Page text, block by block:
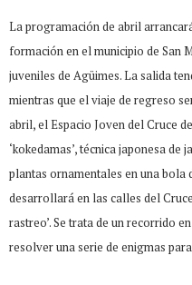
La programación de abril
formación en el municipio de San
juveniles de Agüimes. La salida
mientras que el viaje de regreso
abril, el Espacio Joven del Cruce
‘kokedamas’, técnica japonesa
plantas ornamentales en una bola
desarrollará en las calles del
rastreo’. Se trata de un recorrido
resolver una serie de enigmas